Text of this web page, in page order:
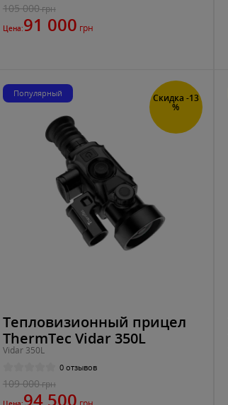
105 000грн
Цена:91 000 грн
Скидка -13
%
Популярный
Тепловизионный прицел
ThermTec Vidar 350L
Vidar 350L
0 отзывов
109 000грн
94 500